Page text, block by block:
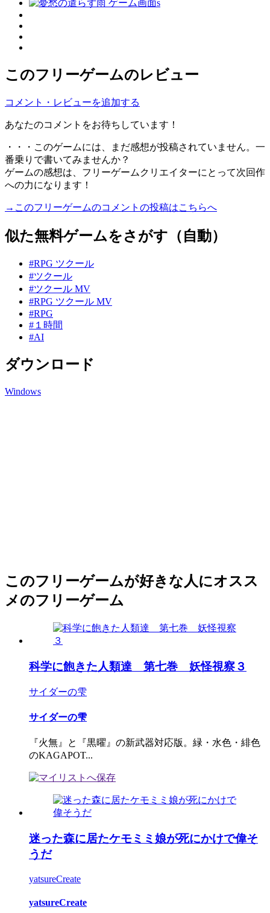
このフリーゲームのレビュー
コメント・レビューを追加する
あなたのコメントをお待ちしています！
・・・このゲームには、まだ感想が投稿されていません。一
番乗りで書いてみませんか？
ゲームの感想は、フリーゲームクリエイターにとって次回作
への力になります！
→このフリーゲームのコメントの投稿はこちらへ
似た無料ゲームをさがす（自動）
#RPG ツクール
#ツクール
#ツクール MV
#RPG ツクール MV
#RPG
#１時間
#AI
ダウンロード
Windows
このフリーゲームが好きな人にオスス
メのフリーゲーム
科学に飽きた人類達 第七巻 妖怪視察３
サイダーの雫
サイダーの雫
『火無』と『黒曜』の新武器対応版。緑・水色・緋色
のKAGAPOT...
迷った森に居たケモミミ娘が死にかけで偉そ
うだ
yatsureCreate
yatsureCreate